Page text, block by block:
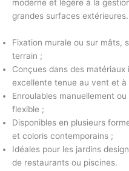
moderne et légère à la
grandes surfaces extérieures.
Fixation murale ou sur mâts,
terrain ;
Conçues dans des
excellente tenue au vent et à
Enroulables manuellement
flexible ;
Disponibles en plusieurs
et coloris contemporains ;
Idéales pour les jardins
de restaurants ou piscines.